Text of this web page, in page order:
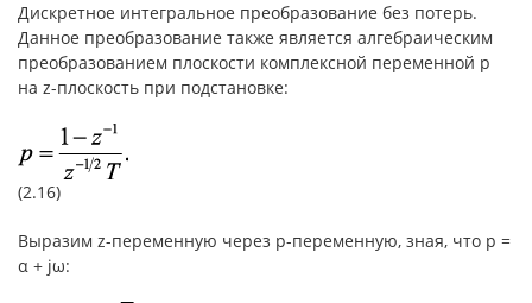
Дискретное интегральное преобразование без потерь.
Данное преобразование также является алгебраическим
преобразованием плоскости комплексной переменной p
на z-плоскость при подстановке:
(2.16)
Выразим z-переменную через p-переменную, зная, что p =
α + jω: